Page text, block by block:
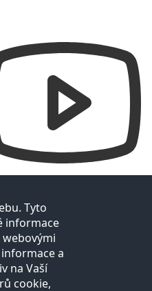
Tyto
informace
a
na Vaší
cookie,